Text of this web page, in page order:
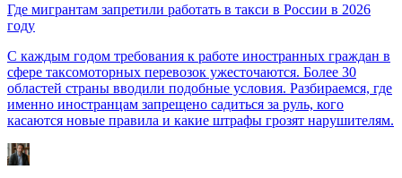
Где мигрантам запретили работать в такси в России в 2026
году
С каждым годом требования к работе иностранных граждан в
сфере таксомоторных перевозок ужесточаются. Более 30
областей страны вводили подобные условия. Разбираемся, где
именно иностранцам запрещено садиться за руль, кого
касаются новые правила и какие штрафы грозят нарушителям.